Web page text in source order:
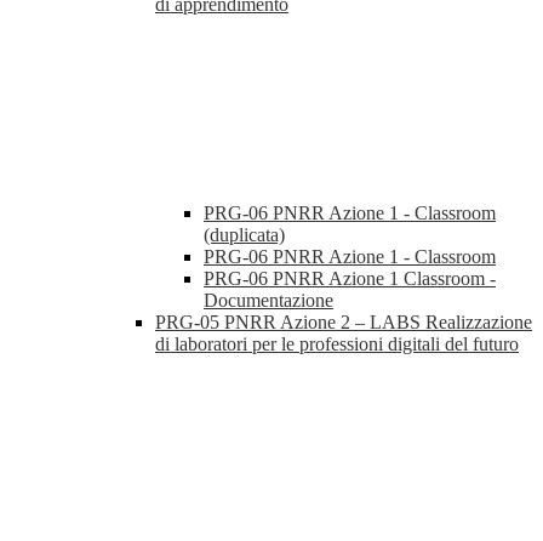
di apprendimento
PRG-06 PNRR Azione 1 - Classroom
(duplicata)
PRG-06 PNRR Azione 1 - Classroom
PRG-06 PNRR Azione 1 Classroom -
Documentazione
PRG-05 PNRR Azione 2 – LABS Realizzazione
di laboratori per le professioni digitali del futuro